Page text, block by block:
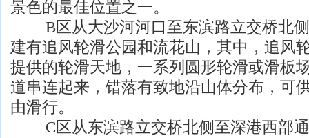
景色的最佳位置之一。
B区从大沙河河口至东滨路立交桥北侧
建有追风轮滑公园和流花山，其中，追风
提供的轮滑天地，一系列圆形轮滑或滑板
道串连起来，错落有致地沿山体分布，可
由滑行。
C区从东滨路立交桥北侧至深港西部通